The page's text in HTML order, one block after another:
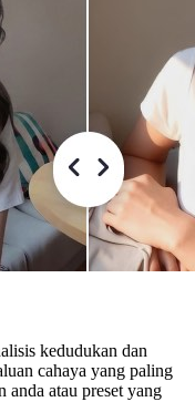
kedudukan dan
cahaya yang paling
atau preset yang